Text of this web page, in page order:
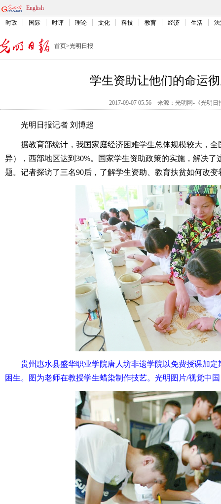
English
时政 国际 时评 理论 文化 科技 教育 经济 生活
首页>光明日报
学生资助让他们的命运
2017-09-07 05:56 来源： 光明网-《光明日
光明日报记者 刘博超
据教育部统计，我国家庭经济困难学生总体规模较大，全
异），西部地区达到30%。国家学生资助政策的实施，解决
题。记者探访了三名90后，了解学生资助、教育扶贫如何改变
贵州惠水县盛华职业学院唐人坊非遗学院以免费授课加
困生。图为老师在教授学生蜡染制作技艺。光明图片/视觉中国